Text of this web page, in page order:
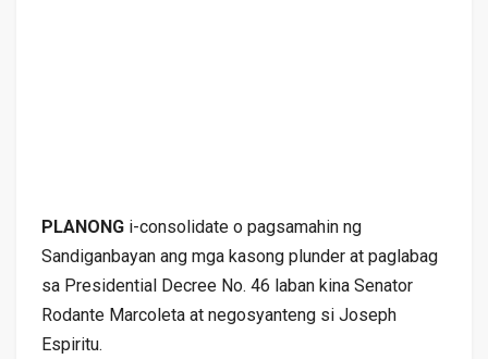
PLANONGi-consolidate o pagsamahin ng
Sandiganbayan ang mga kasong plunder at paglabag
sa Presidential Decree No. 46 laban kina Senator
Rodante Marcoleta at negosyanteng si Joseph
Espiritu.